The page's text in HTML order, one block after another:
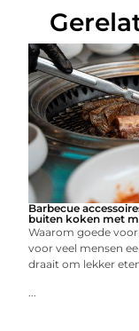
Barbecue
buiten koken met
Waarom goede
voor veel mensen
draait om lekker
...